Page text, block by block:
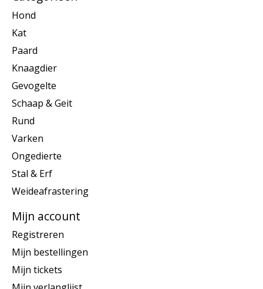
Hond
Kat
Paard
Knaagdier
Gevogelte
Schaap & Geit
Rund
Varken
Ongedierte
Stal & Erf
Weideafrastering
Mijn account
Registreren
Mijn bestellingen
Mijn tickets